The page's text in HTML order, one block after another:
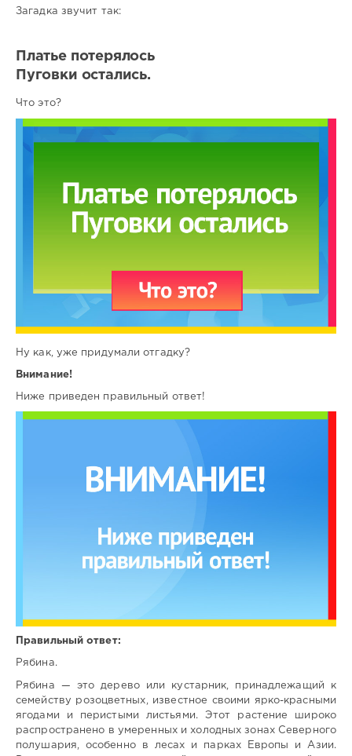
Загадка звучит так:
Платье потерялось
Пуговки остались.
Что это?
Ну как, уже придумали отгадку?
Внимание!
Ниже приведен правильный ответ!
Правильный ответ:
Рябина.
Рябина — это дерево или кустарник, принадлежащий к
семейству розоцветных, известное своими ярко-красными
ягодами и перистыми листьями. Этот растение широко
распространено в умеренных и холодных зонах Северного
полушария, особенно в лесах и парках Европы и Азии.